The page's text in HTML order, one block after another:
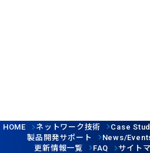
HOME ネットワーク技術 Case
製品開発サポート News/
更新情報一覧
FAQ サイト